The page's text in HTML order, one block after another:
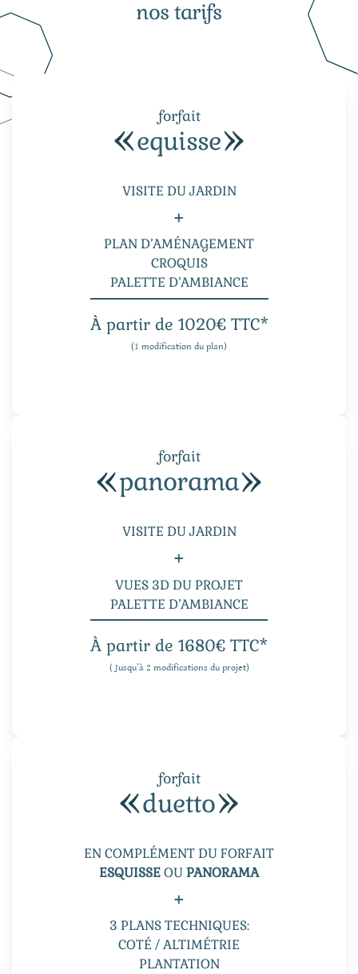
nos tarifs
forfait
equisse
VISITE DU JARDIN
+
PLAN D’AMÉNAGEMENT
CROQUIS
PALETTE D’AMBIANCE
À partir de 1020€ TTC*
(1 modification du plan)
forfait
panorama
VISITE DU JARDIN
+
VUES 3D DU PROJET
PALETTE D’AMBIANCE
À partir de 1680€ TTC*
( Jusqu’à 2 modifications du projet)
forfait
duetto
EN COMPLÉMENT DU FORFAIT
ESQUISSEOU PANORAMA
+
3 PLANS TECHNIQUES:
COTÉ / ALTIMÉTRIE
PLANTATION